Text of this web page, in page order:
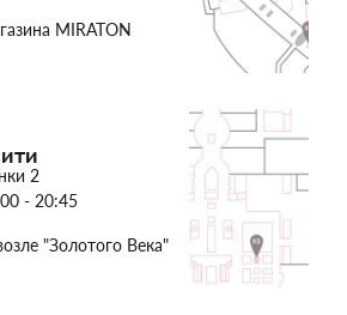
MIRATON
2
- 20:45
"Золотого Века"